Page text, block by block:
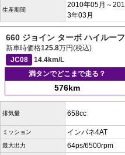
生産期間
2010年05月～201
3年03月
660 ジョイン ターボ ハイルーフ
新車時価格125.8万円(税込)
JC08
14.4km/L
満タンでどこまで走る？
576km
排気量 658cc
ミッション インパネ4AT
最大出力 64ps/6500rpm